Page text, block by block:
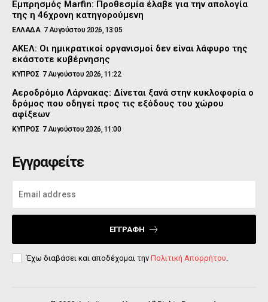
Εμπρησμός Marfin: Προθεσμία έλαβε για την απολογία
της η 46χρονη κατηγορούμενη
ΕΛΛΑΔΑ 7 Αυγούστου 2026, 13:05
ΑΚΕΛ: Οι ημικρατικοί οργανισμοί δεν είναι λάφυρο της
εκάστοτε κυβέρνησης
ΚΥΠΡΟΣ 7 Αυγούστου 2026, 11:22
Αεροδρόμιο Λάρνακας: Δίνεται ξανά στην κυκλοφορία ο
δρόμος που οδηγεί προς τις εξόδους του χώρου
αφίξεων
ΚΥΠΡΟΣ 7 Αυγούστου 2026, 11:00
Εγγραφείτε
ΕΓΓΡΑΦΉ
Έχω διαβάσει και αποδέχομαι την Πολιτική Απορρήτου.